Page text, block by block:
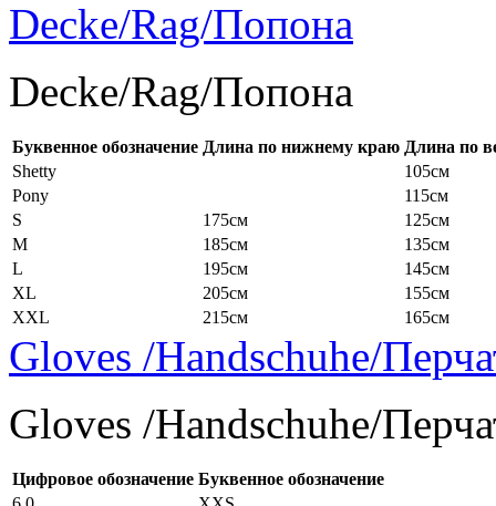
Decke/Rag/Попона
Decke/Rag/Попона
Буквенное обозначение Длина по нижнему краю Длина по
Shetty
105см
Pony
115см
S
175см
125см
M
185см
135см
L
195см
145см
XL
205см
155см
XXL
215см 165см
Gloves /Handschuhe/
Gloves /Handschuhe/
Цифровое обозначение Буквенное обозначение